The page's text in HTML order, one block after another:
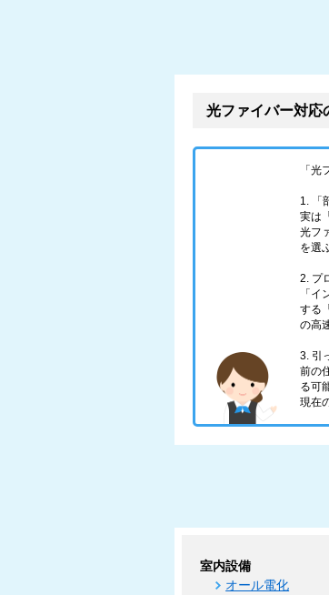
光ファイバー対応
「光
1. 「
実は
光フ
を選
2. プ
「イ
する
の高
3. 引
前の
る可
現在
室内設備
オール電化